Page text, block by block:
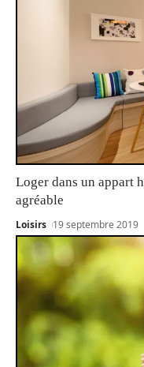
Loger dans un appart
agréable
Loisirs 19 septembre 2019